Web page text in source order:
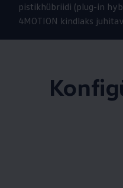
pistikhübriidi (plug-in
4MOTION kindlaks